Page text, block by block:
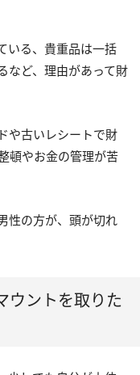
いる、貴重品は一括
など、理由があって財
や古いレシートで財
頓やお金の管理が苦
性の方が、頭が切れ
ウントを取りた